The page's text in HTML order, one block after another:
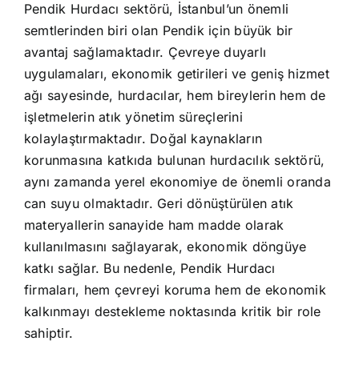
Pendik Hurdacı sektörü, İstanbul’un önemli
semtlerinden biri olan Pendik için büyük bir
avantaj sağlamaktadır. Çevreye duyarlı
uygulamaları, ekonomik getirileri ve geniş hizmet
ağı sayesinde, hurdacılar, hem bireylerin hem de
işletmelerin atık yönetim süreçlerini
kolaylaştırmaktadır. Doğal kaynakların
korunmasına katkıda bulunan hurdacılık sektörü,
aynı zamanda yerel ekonomiye de önemli oranda
can suyu olmaktadır. Geri dönüştürülen atık
materyallerin sanayide ham madde olarak
kullanılmasını sağlayarak, ekonomik döngüye
katkı sağlar. Bu nedenle, Pendik Hurdacı
firmaları, hem çevreyi koruma hem de ekonomik
kalkınmayı destekleme noktasında kritik bir role
sahiptir.